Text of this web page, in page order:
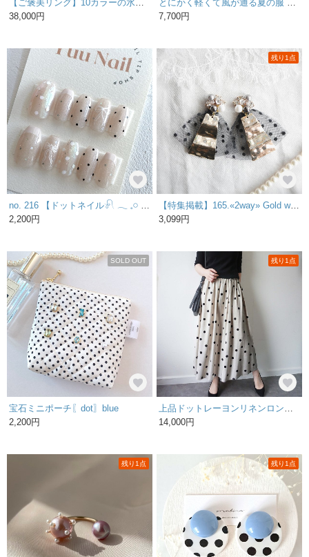
38,000円
7,700円
2,200円
残り1点
【特集掲載】165.«2way» Gold wave plate × dot tulle ribbonピアス✴イヤリング パールビジュー結婚式大ぶり揺れる大人上品グレーブラック黒ゴールドットリボン
3,099円
SOLD OUT
宝石ミニポーチ〖dot〗blue
2,200円
残り1点
14,000円
残り1点 残り1点